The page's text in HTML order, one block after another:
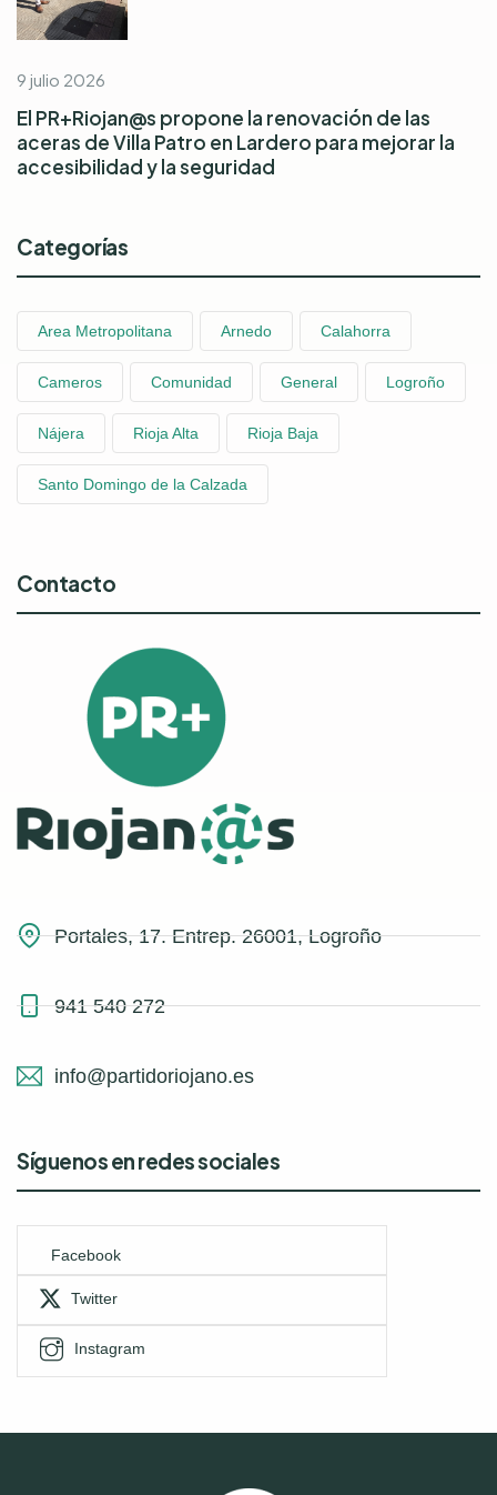
9 julio 2026
El PR+Riojan@s propone la renovación de las
aceras de Villa Patro en Lardero para mejorar la
accesibilidad y la seguridad
Categorías
Area Metropolitana Arnedo Calahorra
Cameros Comunidad General Logroño
Nájera Rioja Alta Rioja Baja
Santo Domingo de la Calzada
Contacto
Portales, 17. Entrep. 26001, Logroño
941 540 272
info@partidoriojano.es
Síguenos en redes sociales
Facebook
Twitter
Instagram